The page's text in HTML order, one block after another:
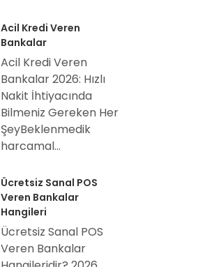
Acil Kredi Veren
Bankalar
Acil Kredi Veren
Bankalar 2026: Hızlı
Nakit İhtiyacında
Bilmeniz Gereken Her
ŞeyBeklenmedik
harcamal...
Ücretsiz Sanal POS
Veren Bankalar
Hangileri
Ücretsiz Sanal POS
Veren Bankalar